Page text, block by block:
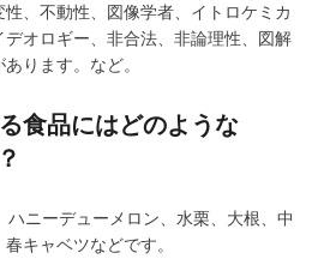
、不動性、図像学者、イトロケミカ
オロギー、非合法、非論理性、図解
ります。など。
食品にはどのような
ハニーデューメロン、水栗、大根、中
キャベツなどです。